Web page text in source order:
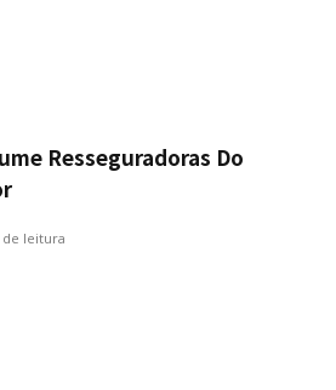
Resseguradoras Do
leitura